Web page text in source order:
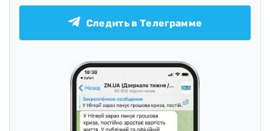
Следить в Телеграмме